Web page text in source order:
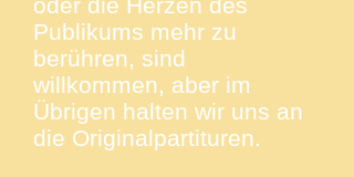
Publikums mehr zu
berühren, sind
willkommen, aber im
Übrigen halten wir uns an
die Originalpartituren.